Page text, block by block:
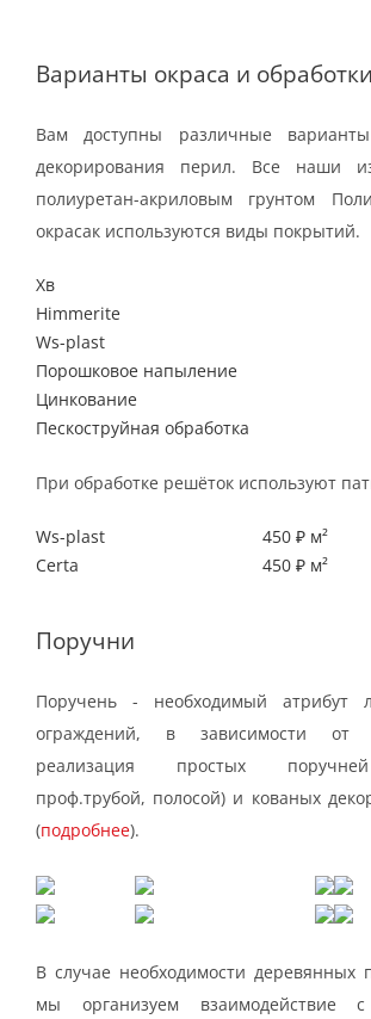
Варианты окраса и обработки
Вам доступны различные
декорирования перил. Все наши
полиуретан-акриловым грунтом
окрасак используются виды покрытий.
Хв
Himmerite
Ws-plast
Порошковое напыление
Цинкование
Пескоструйная обработка
При обработке решёток используют
Ws-plast
450 ₽ м²
Certa
450 ₽ м²
Поручни
Поручень - необходимый атрибут
ограждений, в зависимости от
реализация простых
проф.трубой, полосой) и кованых
(подробнее).
В случае необходимости деревянных
мы организуем взаимодействие с